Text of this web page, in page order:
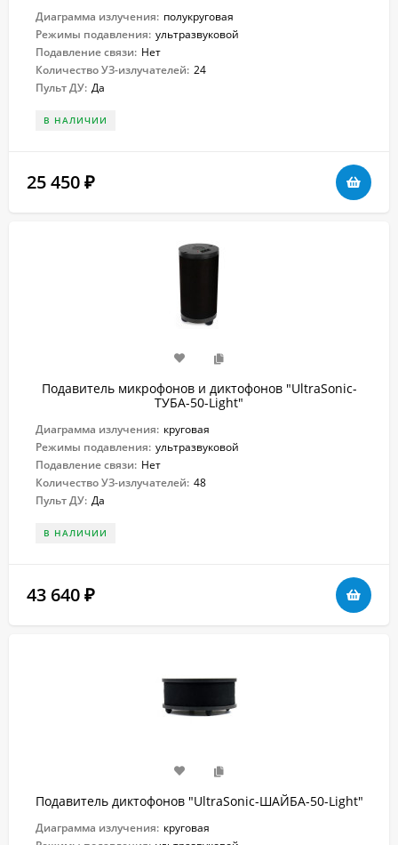
Диаграмма излучения: полукруговая
Режимы подавления: ультразвуковой
Подавление связи: Нет
Количество УЗ-излучателей: 24
Пульт ДУ: Да
В НАЛИЧИИ
25 450 ₽
Подавитель микрофонов и диктофонов "UltraSonic-
ТУБА-50-Light"
Диаграмма излучения: круговая
Режимы подавления: ультразвуковой
Подавление связи: Нет
Количество УЗ-излучателей: 48
Пульт ДУ: Да
В НАЛИЧИИ
43 640 ₽
Подавитель диктофонов "UltraSonic-ШАЙБА-50-Light"
Диаграмма излучения: круговая